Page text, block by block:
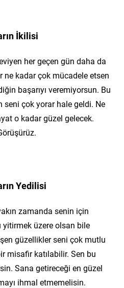
İkilisi
her geçen gün daha da
ne kadar çok mücadele etsen
başarıyı veremiyorsun. Bu
çok yorar hale geldi. Ne
o kadar güzel gelecek.
Yedilisi
zamanda senin için
yitirmek üzere olsan bile
güzellikler seni çok mutlu
misafir katılabilir. Sen bu
Sana getireceği en güzel
ihmal etmemelisin.